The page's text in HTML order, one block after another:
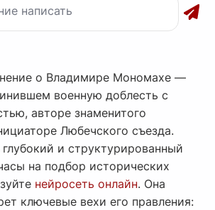
о Владимире Мономахе —
военную доблесть с
авторе знаменитого
Любечского съезда.
и структурированный
на подбор исторических
нейросеть онлайн. Она
ключевые вехи его правления: